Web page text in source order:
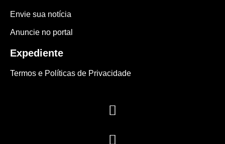
Envie sua notícia
Anuncie no portal
Expediente
Termos e Políticas de Privacidade